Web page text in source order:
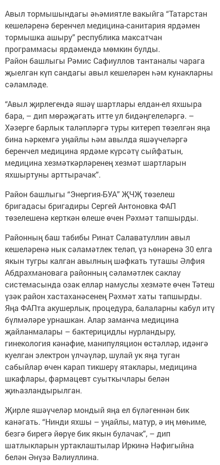
Авыл тормышындагы әһәмиятле вакыйга “Татарстан
кешеләренә беренчел медицина-санитария ярдәмен
тормышка ашыру” рес­публика максатчан
программасы ярдәмендә мөмкин булды.
Район башлыгы Рәмис Сафиуллов тантаналы чарага
җыелган күп сандагы авыл кешеләрен һәм кунакларны
сәламләде.
“Авыл җирлегендә яшәү шартлары елдан-ел яхшыра
бара, – дип мөрәҗәгать итте ул бидәңгелеләргә. –
Хәзерге барлык таләп­ләргә туры китереп төзелгән яңа
бина һәркемгә уңайлы һәм авылда яшәүчеләргә
беренчел медицина ярдәме күрсәтү сыйфатын,
медицина хезмәткәрләренең хезмәт шартларын
яхшыртуны арттырачак”.
Район башлыгы “Энергия-БУА” ҖЧҖ төзелеш
бригадасы бригадиры Сергей Антоновка ФАП
төзелешенә керткән өлеше өчен Рәхмәт тапшырды.
Районның баш табибы Ринат Салаватуллин авыл
кешеләренә нык сәламәтлек теләп, үз һөнәренә 30 елга
якын тугры калган авылның шәфкать туташы Әлфия
Абдрахмановага районның сәламәтлек саклау
системасында озак еллар намуслы хезмәте өчен Тәтеш
үзәк район хастаханәсенең Рәхмәт хаты тапшырды.
Яңа ФАПта акушерлык, процедура, балаларны кабул итү
бүлмәләре урнашкан. Алар заманча медицина
җайланмалары – бактерицид­лы нурландыру,
гинекология кәнәфие, манипуляцион өстәлләр, идәнгә
куелган электрон үлчәүләр, шулай ук яңа туган
сабыйлар өчен карап тикшерү ятаклары, медицина
шкафлары, фармацевт суыткычлары белән
җиһазландырылган.
Җирле яшәүчеләр мондый яңа ел бүләгеннән бик
канәгать. “Нинди яхшы – уңайлы, матур, ә иң мөһиме,
безгә бирегә йөрүе бик якын булачак”, – дип
шатлыкларын уртаклаштылар Иркинә Нәфигыйна
белән Әнүзә ­Вәлиуллина.